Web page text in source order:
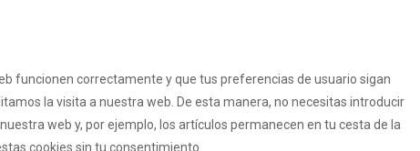
funcionen correctamente y que tus preferencias de usuario sigan
la visita a nuestra web. De esta manera, no necesitas introducir
web y, por ejemplo, los artículos permanecen en tu cesta de la
cookies sin tu consentimiento.